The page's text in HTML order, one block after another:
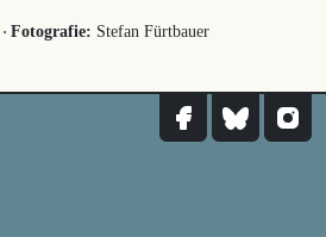
· Fotografie: Stefan Fürtbauer